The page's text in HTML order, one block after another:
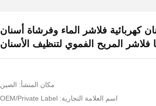
فرشاة أسنان كهربائية فلاشر الماء وفرشاة أسنان
فلاشر المريح الفموي لتنظيف الأسنان
مكان المنشأ: الصين
اسم العلامة التجارية: OEM/Private Label